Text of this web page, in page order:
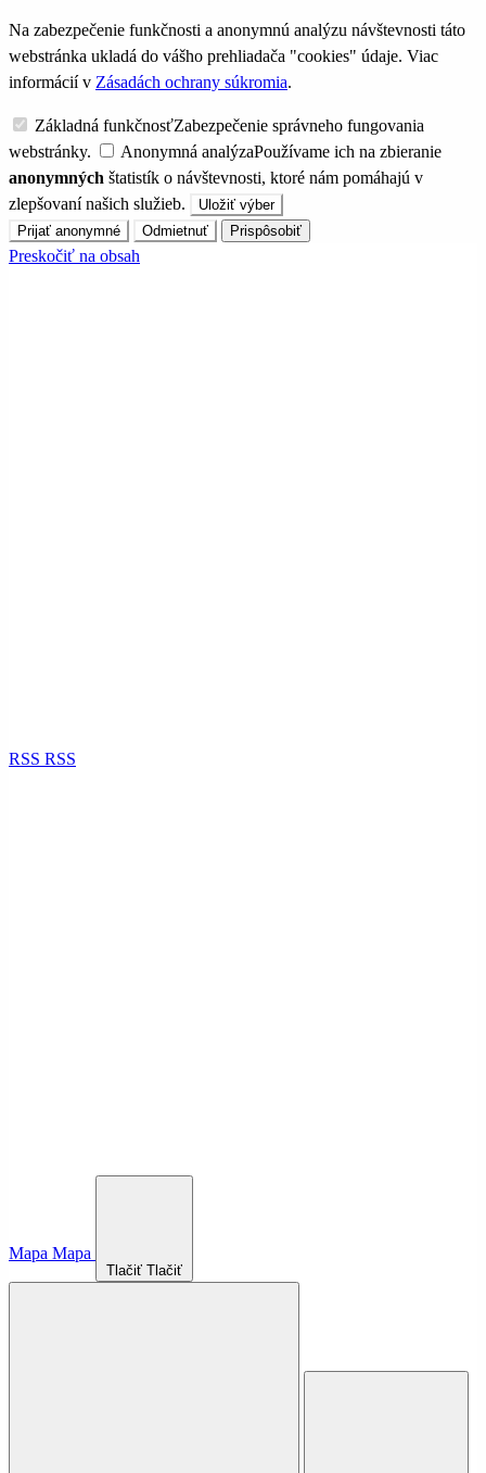
Na zabezpečenie funkčnosti a anonymnú analýzu návštevnosti táto
webstránka ukladá do vášho prehliadača "cookies" údaje. Viac
informácií v Zásadách ochrany súkromia.
Základná funkčnosťZabezpečenie správneho fungovania
webstránky.
Anonymná analýzaPoužívame ich na zbieranie
anonymných štatistík o návštevnosti, ktoré nám pomáhajú v
zlepšovaní našich služieb.
Uložiť výber
Prijať anonymné
Odmietnuť Prispôsobiť
Preskočiť na obsah
RSS RSS
Mapa Mapa
Tlačiť Tlačiť